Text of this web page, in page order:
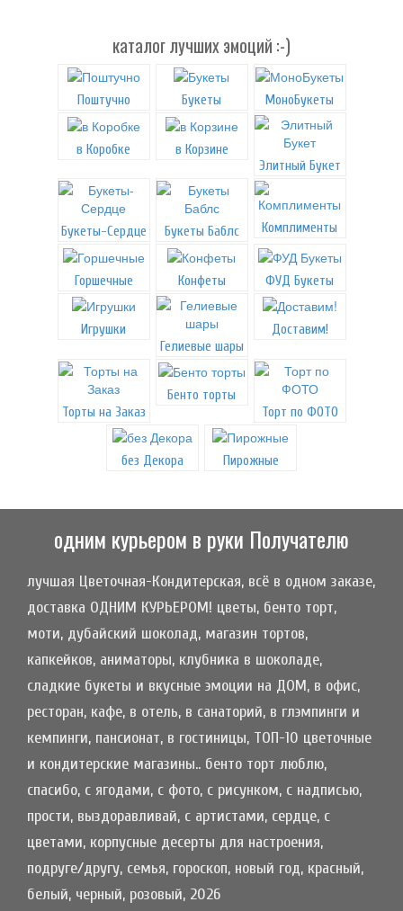
каталог лучших эмоций :-)
Поштучно Букеты МоноБукеты
в Коробке
в Корзине
Элитный Букет
Букеты-Сердце Букеты Баблс Комплименты
Горшечные Конфеты ФУД Букеты
Игрушки
Гелиевые шары
Доставим!
Торты на Заказ
Бенто торты
Торт по ФОТО
без Декора Пирожные
одним курьером в руки Получателю
лучшая Цветочная-Кондитерская, всё в одном заказе,
доставка ОДНИМ КУРЬЕРОМ! цветы, бенто торт,
моти, дубайский шоколад, магазин тортов,
капкейков, аниматоры, клубника в шоколаде,
сладкие букеты и вкусные эмоции на ДОМ, в офис,
ресторан, кафе, в отель, в санаторий, в глэмпинги и
кемпинги, пансионат, в гостиницы, ТОП-10 цветочные
и кондитерские магазины.. бенто торт люблю,
спасибо, с ягодами, с фото, с рисунком, с надписью,
прости, выздоравливай, с артистами, сердце, с
цветами, корпусные десерты для настроения,
подруге/другу, семья, гороскоп, новый год, красный,
белый, черный, розовый, 2026